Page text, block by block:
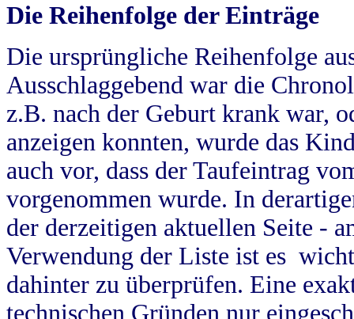
Die Reihenfolge der Einträge
Die ursprüngliche Reihenfolge
Ausschlaggebend war die
z.B. nach der Geburt krank war,
anzeigen konnten, wurde das
auch vor, dass der Taufeintrag
vorgenommen wurde. In
der derzeitigen aktuellen Seite -
Verwendung der Liste ist es
dahinter zu überprüfen. Eine
technischen Gründen nur